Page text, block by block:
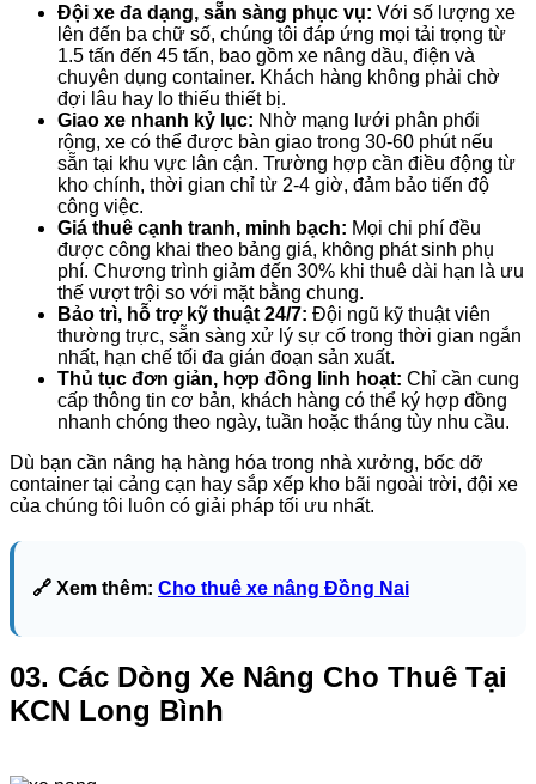
Đội xe đa dạng, sẵn sàng phục vụ: Với số lượng xe
lên đến ba chữ số, chúng tôi đáp ứng mọi tải trọng từ
1.5 tấn đến 45 tấn, bao gồm xe nâng dầu, điện và
chuyên dụng container. Khách hàng không phải chờ
đợi lâu hay lo thiếu thiết bị.
Giao xe nhanh kỷ lục: Nhờ mạng lưới phân phối
rộng, xe có thể được bàn giao trong 30-60 phút nếu
sẵn tại khu vực lân cận. Trường hợp cần điều động từ
kho chính, thời gian chỉ từ 2-4 giờ, đảm bảo tiến độ
công việc.
Giá thuê cạnh tranh, minh bạch: Mọi chi phí đều
được công khai theo bảng giá, không phát sinh phụ
phí. Chương trình giảm đến 30% khi thuê dài hạn là ưu
thế vượt trội so với mặt bằng chung.
Bảo trì, hỗ trợ kỹ thuật 24/7: Đội ngũ kỹ thuật viên
thường trực, sẵn sàng xử lý sự cố trong thời gian ngắn
nhất, hạn chế tối đa gián đoạn sản xuất.
Thủ tục đơn giản, hợp đồng linh hoạt: Chỉ cần cung
cấp thông tin cơ bản, khách hàng có thể ký hợp đồng
nhanh chóng theo ngày, tuần hoặc tháng tùy nhu cầu.
Dù bạn cần nâng hạ hàng hóa trong nhà xưởng, bốc dỡ
container tại cảng cạn hay sắp xếp kho bãi ngoài trời, đội xe
của chúng tôi luôn có giải pháp tối ưu nhất.
🔗 Xem thêm: Cho thuê xe nâng Đồng Nai
03. Các Dòng Xe Nâng Cho Thuê Tại
KCN Long Bình